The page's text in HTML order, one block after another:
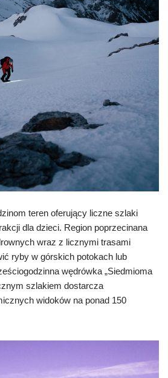
teren oferujący liczne szlaki
dla dzieci. Region poprzecinana
wraz z licznymi trasami
ryby w górskich potokach lub
wędrówka „Siedmioma
szlakiem dostarcza
widoków na ponad 150